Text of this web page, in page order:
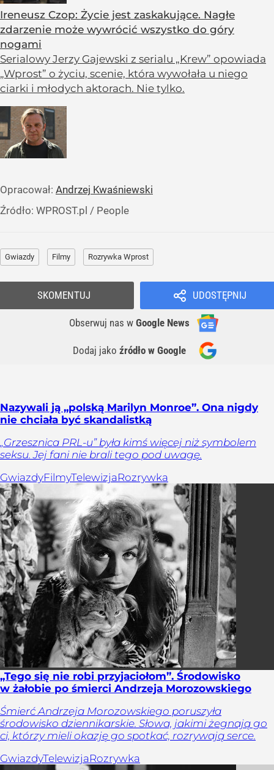
Ireneusz Czop: Życie jest zaskakujące. Nagłe
zdarzenie może wywrócić wszystko do góry
nogami
Serialowy Jerzy Gajewski z serialu „Krew” opowiada
„Wprost” o życiu, scenie, która wywołała u niego
ciarki i młodych aktorach. Nie tylko.
Opracował: Andrzej Kwaśniewski
Źródło: WPROST.pl / People
Gwiazdy Filmy Rozrywka Wprost
UDOSTĘPNIJ
Obserwuj nas w Google News
Dodaj jako źródło w Google
SKOMENTUJ
Nazywali ją „polską Marilyn Monroe”. Ona nigdy
nie chciała być skandalistką
„Grzesznica PRL-u” była kimś więcej niż symbolem
seksu. Jej fani nie brali tego pod uwagę.
GwiazdyFilmyTelewizjaRozrywka
„Tego się nie robi przyjaciołom”. Środowisko
w żałobie po śmierci Andrzeja Morozowskiego
Śmierć Andrzeja Morozowskiego poruszyła
środowisko dziennikarskie. Słowa, jakimi żegnają go
ci, którzy mieli okazję go spotkać, rozrywają serce.
GwiazdyTelewizjaRozrywka